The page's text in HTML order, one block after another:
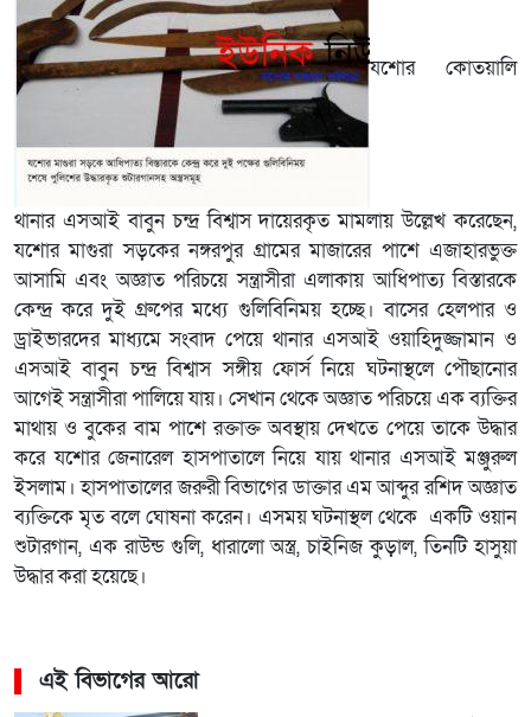
যশোর কোতয়ালি
থানার এসআই বাবুন চন্দ্র বিশ্বাস দায়েরকৃত মামলায় উল্লেখ করেছেন,
যশোর মাগুরা সড়কের নঙ্গরপুর গ্রামের মাজারের পাশে এজাহারভুক্ত
আসামি এবং অজ্ঞাত পরিচয়ে সন্ত্রাসীরা এলাকায় আধিপাত্য বিস্তারকে
কেন্দ্র করে দুই গ্রুপের মধ্যে গুলিবিনিময় হচ্ছে। বাসের হেলপার ও
ড্রাইভারদের মাধ্যমে সংবাদ পেয়ে থানার এসআই ওয়াহিদুজ্জামান ও
এসআই বাবুন চন্দ্র বিশ্বাস সঙ্গীয় ফোর্স নিয়ে ঘটনাস্থলে পৌছানোর
আগেই সন্ত্রাসীরা পালিয়ে যায়। সেখান থেকে অজ্ঞাত পরিচয়ে এক ব্যক্তির
মাথায় ও বুকের বাম পাশে রক্তাক্ত অবস্থায় দেখতে পেয়ে তাকে উদ্ধার
করে যশোর জেনারেল হাসপাতালে নিয়ে যায় থানার এসআই মঞ্জুরুল
ইসলাম। হাসপাতালের জরুরী বিভাগের ডাক্তার এম আব্দুর রশিদ অজ্ঞাত
ব্যক্তিকে মৃত বলে ঘোষনা করেন। এসময় ঘটনাস্থল থেকে একটি ওয়ান
শুটারগান, এক রাউন্ড গুলি, ধারালো অস্ত্র, চাইনিজ কুড়াল, তিনটি হাসুয়া
উদ্ধার করা হয়েছে।
এই বিভাগের আরো